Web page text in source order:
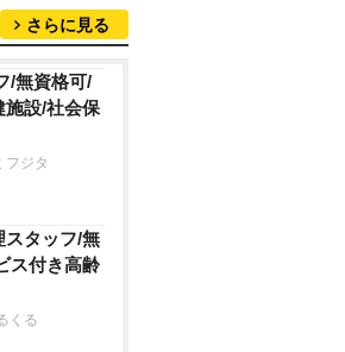
さらに見る
/無資格可/
施設/社会保
フジタ
スタッフ/無
ス付き高齢
くる